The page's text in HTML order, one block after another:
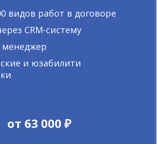
видов работ в договоре
CRM-систему
и юзабилити
от 63 000 ₽